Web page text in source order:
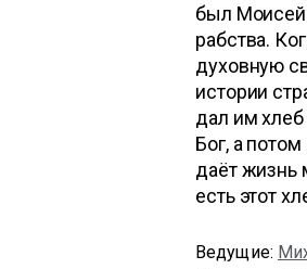
был Моисей
рабства.
духовную
истории
дал им хлеб
Бог, а
даёт жизнь
есть этот
Ведущие: